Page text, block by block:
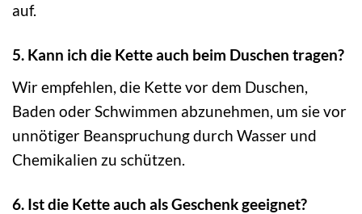
auf.
5. Kann ich die Kette auch beim Duschen tragen?
Wir empfehlen, die Kette vor dem Duschen,
Baden oder Schwimmen abzunehmen, um sie vor
unnötiger Beanspruchung durch Wasser und
Chemikalien zu schützen.
6. Ist die Kette auch als Geschenk geeignet?